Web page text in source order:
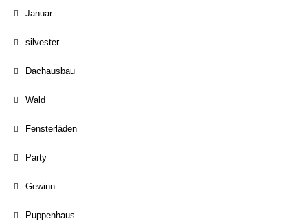
Januar
silvester
Dachausbau
Wald
Fensterläden
Party
Gewinn
Puppenhaus